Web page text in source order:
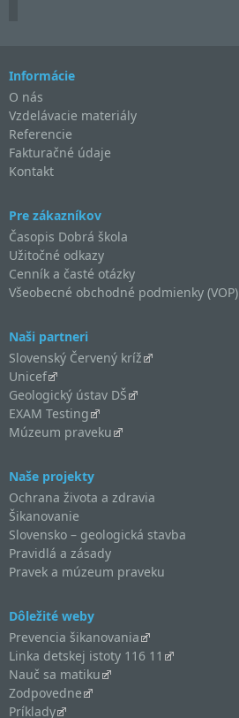
Informácie
O nás
Vzdelávacie materiály
Referencie
Fakturačné údaje
Kontakt
Pre zákazníkov
Časopis Dobrá škola
Užitočné odkazy
Cenník a časté otázky
Všeobecné obchodné podmienky (VOP)
Naši partneri
Slovenský Červený kríž
Unicef
Geologický ústav DŠ
EXAM Testing
Múzeum praveku
Naše projekty
Ochrana života a zdravia
Šikanovanie
Slovensko – geologická stavba
Pravidlá a zásady
Pravek a múzeum praveku
Dôležité weby
Prevencia šikanovania
Linka detskej istoty 116 11
Nauč sa matiku
Zodpovedne
Príklady